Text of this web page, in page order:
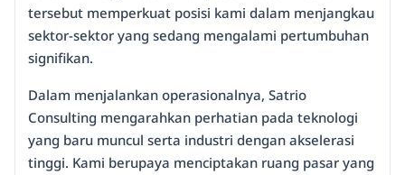
tersebut memperkuat posisi kami dalam menjangkau
sektor-sektor yang sedang mengalami pertumbuhan
signifikan.
Dalam menjalankan operasionalnya, Satrio
Consulting mengarahkan perhatian pada teknologi
yang baru muncul serta industri dengan akselerasi
tinggi. Kami berupaya menciptakan ruang pasar yang